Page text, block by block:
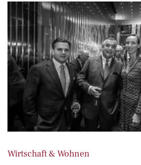
Wirtschaft & Wohnen